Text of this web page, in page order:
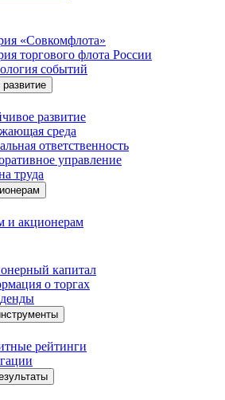
«Совкомфлота»
торгового флота России
событий
развитие
среда
ответственность
управление
труда
и акционерам
капитал
о торгах
рейтинги